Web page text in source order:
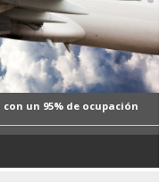
un 95% de ocupación